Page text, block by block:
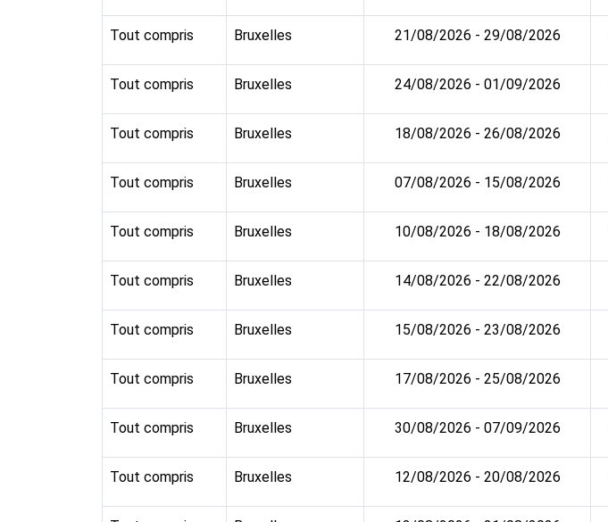
Tout compris Bruxelles 21/08/2026 - 29/08/2026
Tout compris Bruxelles 24/08/2026 - 01/09/2026
Tout compris Bruxelles 18/08/2026 - 26/08/2026
Tout compris Bruxelles 07/08/2026 - 15/08/2026
Tout compris Bruxelles 10/08/2026 - 18/08/2026
Tout compris Bruxelles 14/08/2026 - 22/08/2026
Tout compris Bruxelles 15/08/2026 - 23/08/2026
Tout compris Bruxelles 17/08/2026 - 25/08/2026
Tout compris Bruxelles 30/08/2026 - 07/09/2026
Tout compris Bruxelles 12/08/2026 - 20/08/2026